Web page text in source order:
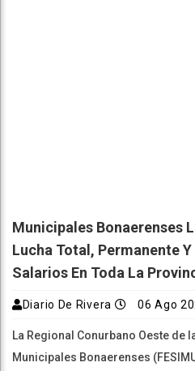
Municipales Bonaerenses
Lucha Total, Permanente
Salarios En Toda La
Diario De Rivera 06 Ago
La Regional Conurbano Oeste de
Municipales Bonaerenses